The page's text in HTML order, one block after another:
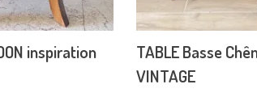
inspiration
TABLE Basse
VINTAGE